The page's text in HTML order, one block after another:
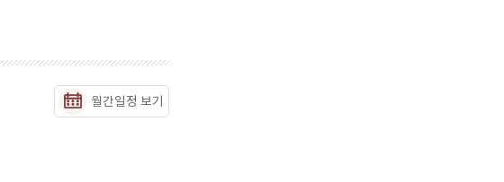
월간일정 보기